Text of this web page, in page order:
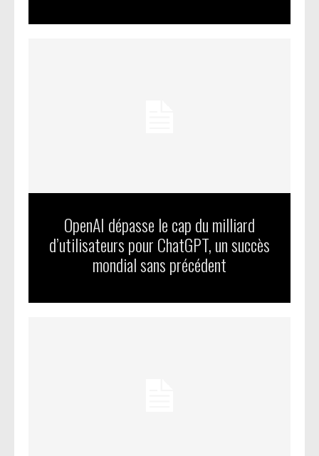
OpenAI dépasse le cap du milliard
d’utilisateurs pour ChatGPT, un succès
mondial sans précédent